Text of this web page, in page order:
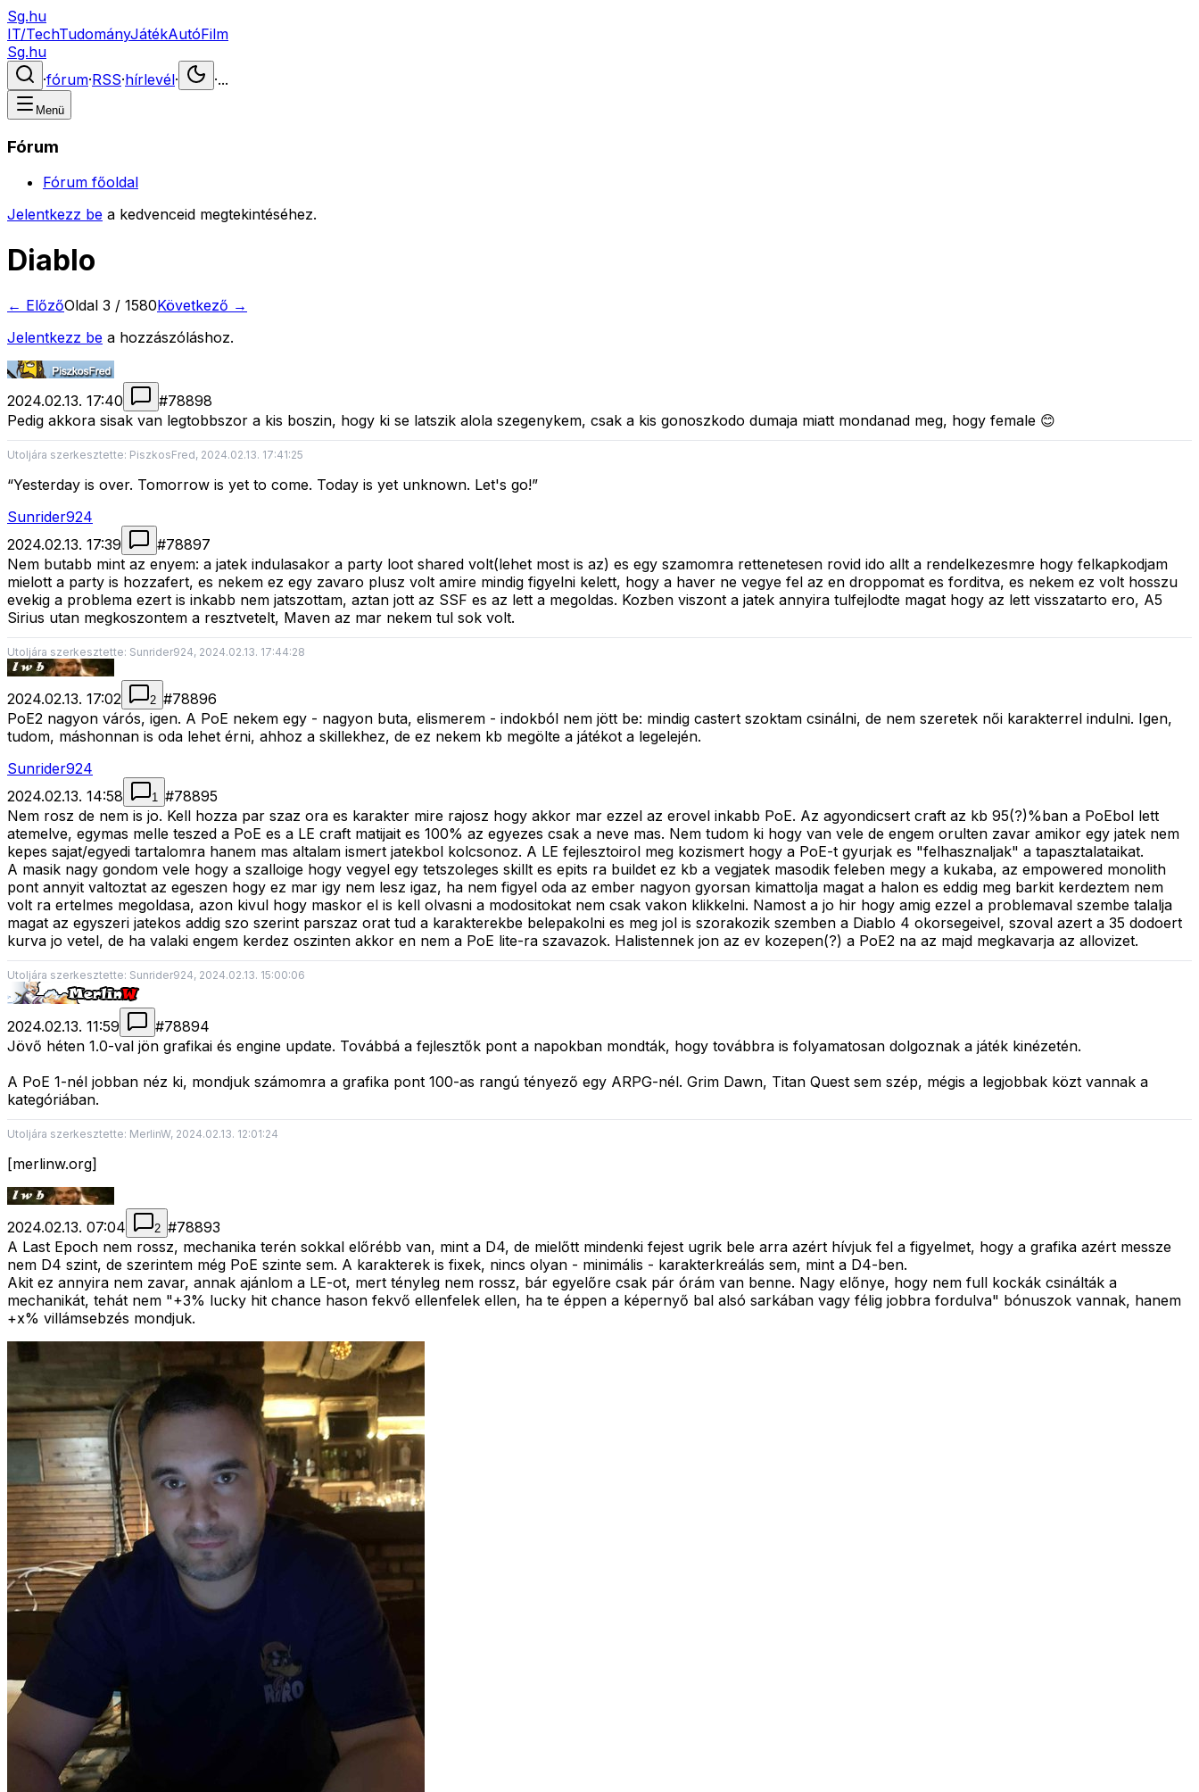
Sg.hu
IT/TechTudományJátékAutóFilm
Sg.hu
·fórum·RSS·hírlevél· ·...
Menü
Fórum
Fórum főoldal
Jelentkezz be a kedvenceid megtekintéséhez.
Diablo
← ElőzőOldal 3 / 1580Következő →
Jelentkezz be a hozzászóláshoz.
2024.02.13. 17:40 #78898
Pedig akkora sisak van legtobbszor a kis boszin, hogy ki se latszik alola szegenykem, csak a kis gonoszkodo dumaja miatt mondanad meg, hogy female 😊
Utoljára szerkesztette: PiszkosFred, 2024.02.13. 17:41:25
“Yesterday is over. Tomorrow is yet to come. Today is yet unknown. Let's go!”
Sunrider924
2024.02.13. 17:39
#78897
Nem butabb mint az enyem: a jatek indulasakor a party loot shared volt(lehet most is az) es egy szamomra rettenetesen rovid ido allt a rendelkezesmre hogy felkapkodjam
mielott a party is hozzafert, es nekem ez egy zavaro plusz volt amire mindig figyelni kelett, hogy a haver ne vegye fel az en droppomat es forditva, es nekem ez volt hosszu
evekig a problema ezert is inkabb nem jatszottam, aztan jott az SSF es az lett a megoldas. Kozben viszont a jatek annyira tulfejlodte magat hogy az lett visszatarto ero, A5
Sirius utan megkoszontem a resztvetelt, Maven az mar nekem tul sok volt.
Utoljára szerkesztette: Sunrider924, 2024.02.13. 17:44:28
2024.02.13. 17:02 2 #78896
PoE2 nagyon várós, igen. A PoE nekem egy - nagyon buta, elismerem - indokból nem jött be: mindig castert szoktam csinálni, de nem szeretek női karakterrel indulni. Igen,
tudom, máshonnan is oda lehet érni, ahhoz a skillekhez, de ez nekem kb megölte a játékot a legelején.
Sunrider924
2024.02.13. 14:58
1 #78895
Nem rosz de nem is jo. Kell hozza par szaz ora es karakter mire rajosz hogy akkor mar ezzel az erovel inkabb PoE. Az agyondicsert craft az kb 95(?)%ban a PoEbol lett
atemelve, egymas melle teszed a PoE es a LE craft matijait es 100% az egyezes csak a neve mas. Nem tudom ki hogy van vele de engem orulten zavar amikor egy jatek nem
kepes sajat/egyedi tartalomra hanem mas altalam ismert jatekbol kolcsonoz. A LE fejlesztoirol meg kozismert hogy a PoE-t gyurjak es "felhasznaljak" a tapasztalataikat.
A masik nagy gondom vele hogy a szalloige hogy vegyel egy tetszoleges skillt es epits ra buildet ez kb a vegjatek masodik feleben megy a kukaba, az empowered monolith
pont annyit valtoztat az egeszen hogy ez mar igy nem lesz igaz, ha nem figyel oda az ember nagyon gyorsan kimattolja magat a halon es eddig meg barkit kerdeztem nem
volt ra ertelmes megoldasa, azon kivul hogy maskor el is kell olvasni a modositokat nem csak vakon klikkelni. Namost a jo hir hogy amig ezzel a problemaval szembe talalja
magat az egyszeri jatekos addig szo szerint parszaz orat tud a karakterekbe belepakolni es meg jol is szorakozik szemben a Diablo 4 okorsegeivel, szoval azert a 35 dodoert
kurva jo vetel, de ha valaki engem kerdez oszinten akkor en nem a PoE lite-ra szavazok. Halistennek jon az ev kozepen(?) a PoE2 na az majd megkavarja az allovizet.
Utoljára szerkesztette: Sunrider924, 2024.02.13. 15:00:06
2024.02.13. 11:59 #78894
Jövő héten 1.0-val jön grafikai és engine update. Továbbá a fejlesztők pont a napokban mondták, hogy továbbra is folyamatosan dolgoznak a játék kinézetén.
A PoE 1-nél jobban néz ki, mondjuk számomra a grafika pont 100-as rangú tényező egy ARPG-nél. Grim Dawn, Titan Quest sem szép, mégis a legjobbak közt vannak a
kategóriában.
Utoljára szerkesztette: MerlinW, 2024.02.13. 12:01:24
[merlinw.org]
2024.02.13. 07:04 2 #78893
A Last Epoch nem rossz, mechanika terén sokkal előrébb van, mint a D4, de mielőtt mindenki fejest ugrik bele arra azért hívjuk fel a figyelmet, hogy a grafika azért messze
nem D4 szint, de szerintem még PoE szinte sem. A karakterek is fixek, nincs olyan - minimális - karakterkreálás sem, mint a D4-ben.
Akit ez annyira nem zavar, annak ajánlom a LE-ot, mert tényleg nem rossz, bár egyelőre csak pár órám van benne. Nagy előnye, hogy nem full kockák csinálták a
mechanikát, tehát nem "+3% lucky hit chance hason fekvő ellenfelek ellen, ha te éppen a képernyő bal alsó sarkában vagy félig jobbra fordulva" bónuszok vannak, hanem
+x% villámsebzés mondjuk.